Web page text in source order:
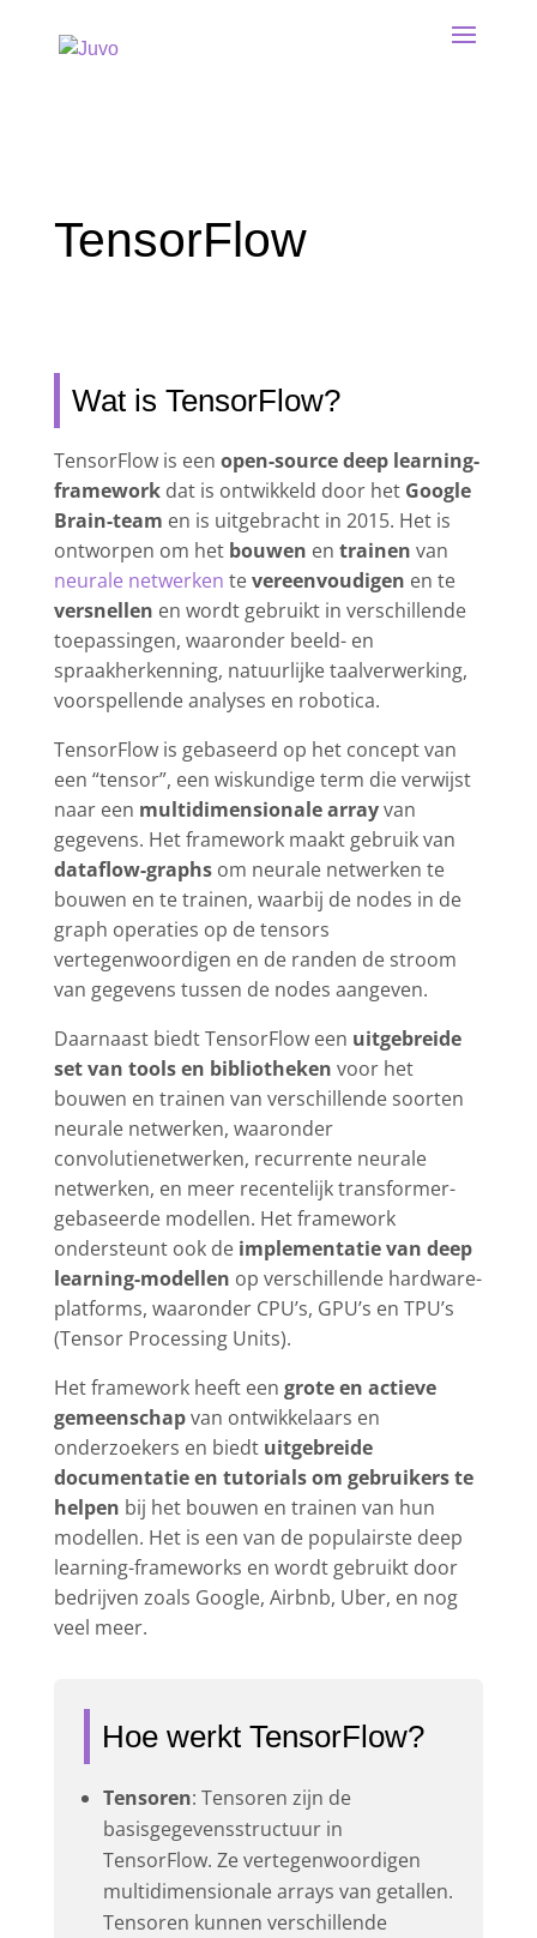
TensorFlow
Wat is TensorFlow?
TensorFlow is een open-source deep learning-
frameworkdat is ontwikkeld door het Google
Brain-team en is uitgebracht in 2015. Het is
ontworpen om het bouwen en trainen van
neurale netwerken tevereenvoudigen en te
versnellen en wordt gebruikt in verschillende
toepassingen, waaronder beeld- en
spraakherkenning, natuurlijke taalverwerking,
voorspellende analyses en robotica.
TensorFlow is gebaseerd op het concept van
een “tensor”, een wiskundige term die verwijst
naar een multidimensionale arrayvan
gegevens. Het framework maakt gebruik van
dataflow-graphsom neurale netwerken te
bouwen en te trainen, waarbij de nodes in de
graph operaties op de tensors
vertegenwoordigen en de randen de stroom
van gegevens tussen de nodes aangeven.
Daarnaast biedt TensorFlow een uitgebreide
set van tools en bibliotheken voor het
bouwen en trainen van verschillende soorten
neurale netwerken, waaronder
convolutienetwerken, recurrente neurale
netwerken, en meer recentelijk transformer-
gebaseerde modellen. Het framework
ondersteunt ook de implementatie van deep
learning-modellen op verschillende hardware-
platforms, waaronder CPU’s, GPU’s en TPU’s
(Tensor Processing Units).
Het framework heeft een grote en actieve
gemeenschapvan ontwikkelaars en
onderzoekers en biedt uitgebreide
documentatie en tutorials om gebruikers te
helpen bij het bouwen en trainen van hun
modellen. Het is een van de populairste deep
learning-frameworks en wordt gebruikt door
bedrijven zoals Google, Airbnb, Uber, en nog
veel meer.
Hoe werkt TensorFlow?
Tensoren: Tensoren zijn de
basisgegevensstructuur in
TensorFlow. Ze vertegenwoordigen
multidimensionale arrays van getallen.
Tensoren kunnen verschillende